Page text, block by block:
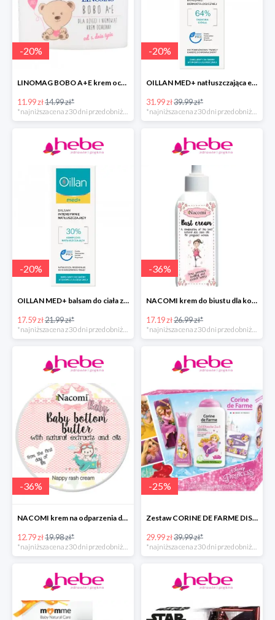
-20%
LINOMAG BOBO A+E krem ochronny dla dzieci i niemowląt od 1. dnia życia
11.99 zł14.99 zł*
*najniższa cena z 30 dni przed obniżką
-20%
OILLAN MED+ natłuszczająca emulsja do kąpieli
31.99 zł39.99 zł*
*najniższa cena z 30 dni przed obniżką
-20%
OILLAN MED+ balsam do ciała z kompleksem natłuszczającym
17.59 zł21.99 zł*
-36%
NACOMI krem do biustu dla kobiet w ciąży
17.19 zł26.99 zł*
-36%
NACOMI krem na odparzenia dla dzieci
12.79 zł19.98 zł*
-25%
Zestaw CORINE DE FARME DISNEY PRINCESS
29.99 zł39.99 zł*